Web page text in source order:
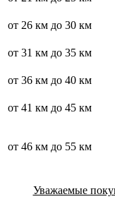
от 26 км до 30 км
от 31 км до 35 км
от 36 км до 40 км
от 41 км до 45 км
от 46 км до 55 км
Уважаемые